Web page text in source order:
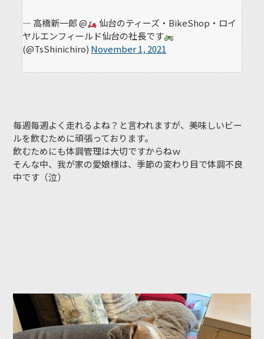
— 高橋新一郎 @
仙台のティーズ・BikeShop・ロイ
ヤルエンフィールド仙台の社長です
(@TsShinichiro) November 1, 2021
毎週毎週よく走れるよね？と言われますが、美味しいビー
ルを飲むために頑張っております。
飲むためにも体調管理は大切ですからねｗ
そんな中、我が家の愛娘様は、季節の変わり目で体調不良
中です（泣）